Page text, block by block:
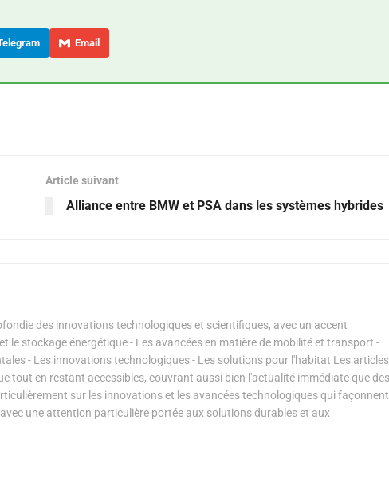
Email
Article suivant
Alliance entre BMW et PSA dans les systèmes hybrides
des innovations technologiques et scientifiques, avec un accent
le stockage énergétique - Les avancées en matière de mobilité et transport -
- Les innovations technologiques - Les solutions pour l'habitat Les articles
tout en restant accessibles, couvrant aussi bien l'actualité immédiate que des
sur les innovations et les avancées technologiques qui façonnent
une attention particulière portée aux solutions durables et aux